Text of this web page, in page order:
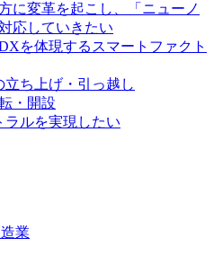
に変革を起こし、「ニューノ
応していきたい
を体現するスマートファクト
立ち上げ・引っ越し
・開設
ラルを実現したい
業